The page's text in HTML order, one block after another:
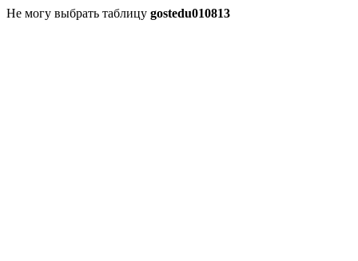
Не могу выбрать таблицу gostedu010813